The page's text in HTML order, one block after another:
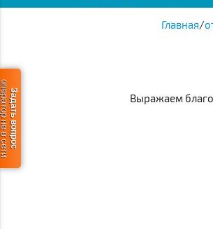
Главная/
Выражаем
Задать вопрос
в сети